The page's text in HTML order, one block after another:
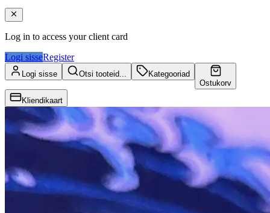
Log in to access your client card
Logi sisseRegister
Logi sisse Otsi tooteid...
Kategooriad
Ostukorv
Kliendikaart